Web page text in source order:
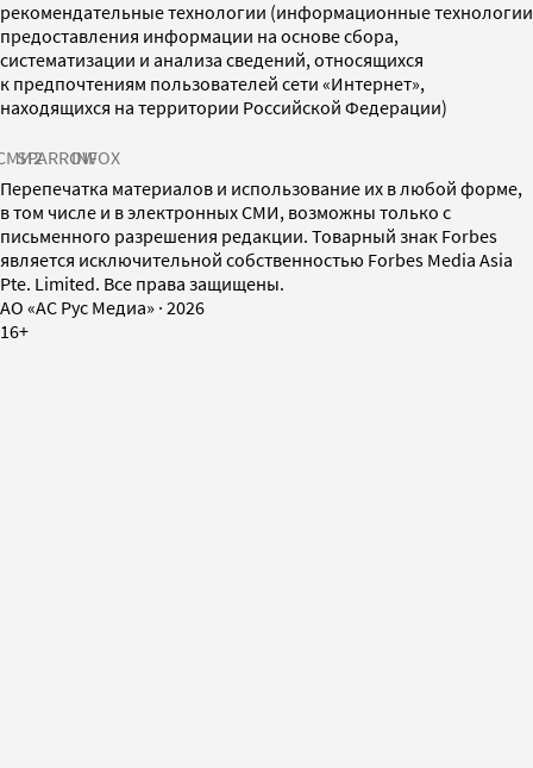
рекомендательные технологии (информационные технологии
предоставления информации на основе сбора,
систематизации и анализа сведений, относящихся
к предпочтениям пользователей сети «Интернет»,
находящихся на территории Российской Федерации)
SPARROWINFOX
Перепечатка материалов и использование их в любой форме,
в том числе и в электронных СМИ, возможны только с
письменного разрешения редакции. Товарный знак Forbes
является исключительной собственностью Forbes Media Asia
Pte. Limited. Все права защищены.
AO «АС Рус Медиа» · 2026
16+